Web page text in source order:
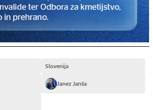
Slovenija
Janez Janša